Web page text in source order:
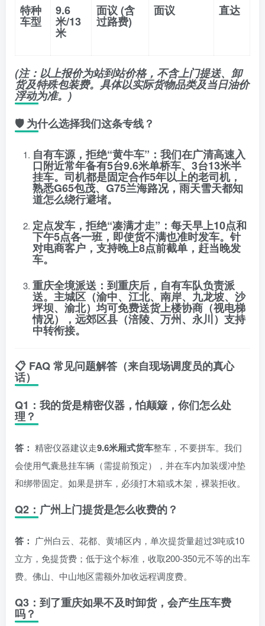
特种
车型
9.6
米/13
米
面议 (含
过路费)
面议 直达
(注：以上报价为站到站价格，不含上门提送、卸
货及特殊包装费。具体以实际货物品类及当日油价
浮动为准。)
🛡️ 为什么选择我们这条专线？
自有车源，拒绝“黄牛车” ：我们在广清高速入
口附近常年备有5台9.6米单桥车、3台13米半
挂车。司机都是固定合作5年以上的老司机，
熟悉G65包茂、G75兰海路况，雨天雪天都知
道怎么绕行避堵。
定点发车，拒绝“凑满才走” ：每天早上10点和
下午5点各一班，即使货不满也准时发车。针
对电商客户，支持晚上8点前截单，赶当晚发
车。
重庆全境派送 ：到重庆后，自有车队负责派
送。主城区（渝中、江北、南岸、九龙坡、沙
坪坝、渝北）均可免费送货上楼协商（视电梯
情况），远郊区县（涪陵、万州、永川）支持
中转衔接。
📋 FAQ 常见问题解答（来自现场调度员的真心
话）
Q1：我的货是精密仪器，怕颠簸，你们怎么处
理？
答： 精密仪器建议走9.6米厢式货车整车，不要拼车。我们
会使用气囊悬挂车辆（需提前预定），并在车内加装缓冲垫
和绑带固定。如果是拼车，必须打木箱或木架，裸装拒收。
Q2：广州上门提货是怎么收费的？
答： 广州白云、花都、黄埔区内，单次提货量超过3吨或10
立方，免提货费；低于这个标准，收取200-350元不等的出车
费。佛山、中山地区需额外加收远程调度费。
Q3：到了重庆如果不及时卸货，会产生压车费
吗？